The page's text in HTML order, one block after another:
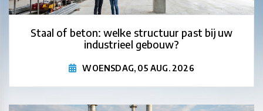
Staal of beton: welke structuur past bij uw
industrieel gebouw?
WOENSDAG, 05 AUG. 2026